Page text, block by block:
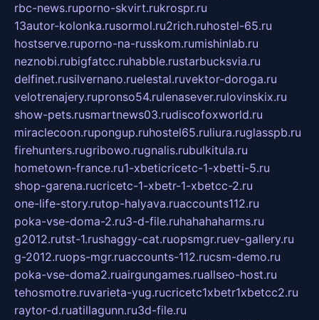
rbc-news.ruporno-skvirt.rukrospr.ru
13autor-kolonka.rusormol.ru2rich.ruhostel-65.ru
hostserve.ruporno-na-russkom.rumishinlab.ru
neznobi.rubigfatcc.ruhabble.rustarbucksvia.ru
delfinet.rusilvernano.ruelestal.ruvektor-doroga.ru
velotrenajery.rupronso54.rulenasever.rulovinskix.ru
show-pets.rusmartnews03.rudiscofoxworld.ru
miraclecoon.rupongup.ruhostel65.ruliura.ruglasspb.ru
firehunters.rugribowo.rugnalis.rubulkitula.ru
hometown-france.ru1-xbeticricetc-1-xbetti-5.ru
shop-garena.rucricetc-1-xbetr-1-xbetcc-2.ru
one-life-story.rutop-halyava.ruaccounts112.ru
poka-vse-doma-2.ru3-d-file.ruhahahaharms.ru
g2012.rutst-1.rushaggy-cat.ruopsmgr.ruev-gallery.ru
g-2012.ruops-mgr.ruaccounts-112.rucsm-demo.ru
poka-vse-doma2.ruairgungames.ruallseo-host.ru
tehosmotre.ruvarieta-yug.rucricetc1xbetr1xbetcc2.ru
raytor-d.ruatillagunn.ru3d-file.ru